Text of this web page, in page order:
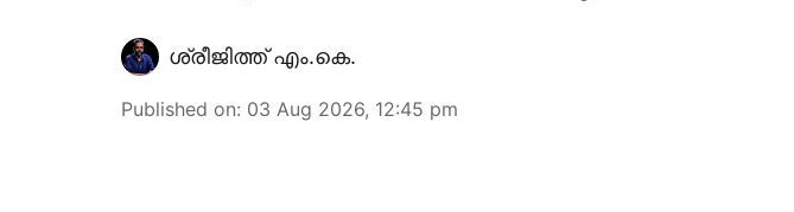
ശ്രീജിത്ത് എം.കെ.
Published on: 03 Aug 2026, 12:45 pm